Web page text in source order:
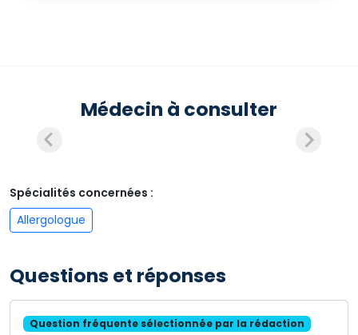
Médecin à consulter
Spécialités concernées :
Allergologue
Questions et réponses
Question fréquente sélectionnée par la rédaction